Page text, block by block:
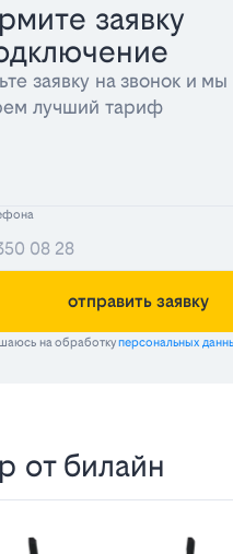
заявку
заявку на звонок и
лучший тариф
отправить заявку
на обработкуперсональных
от билайн